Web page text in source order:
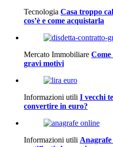
Tecnologia Casa troppo
cos’è e come acquistarla
Mercato Immobiliare
gravi motivi
Informazioni utili I vecchi
convertire in euro?
Informazioni utili Anagrafe